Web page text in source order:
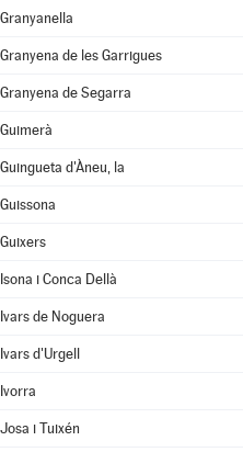
Granyanella
Granyena de les Garrigues
Granyena de Segarra
Guimerà
Guingueta d'Àneu, la
Guissona
Guixers
Isona i Conca Dellà
Ivars de Noguera
Ivars d'Urgell
Ivorra
Josa i Tuixén